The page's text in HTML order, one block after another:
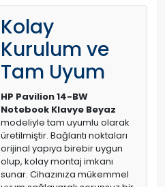
Kolay
Kurulum ve
Tam Uyum
HP Pavilion 14-BW
Notebook Klavye Beyaz
modeliyle tam uyumlu olarak
üretilmiştir. Bağlantı noktaları
orijinal yapıya birebir uygun
olup, kolay montaj imkanı
sunar. Cihazınıza mükemmel